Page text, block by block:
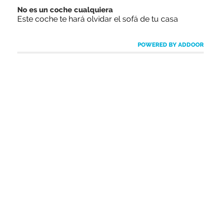
No es un coche cualquiera
Este coche te hará olvidar el sofá de tu casa
POWERED BY ADDOOR